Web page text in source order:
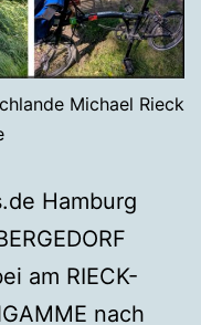
Michael Rieck
Hamburg
am RIECK-
nach